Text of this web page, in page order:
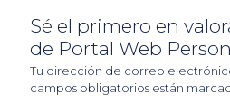
Sé el primero en
de Portal Web
Tu dirección de correo
campos obligatorios están